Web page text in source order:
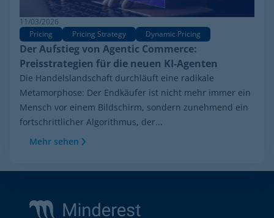
11/03/2026
Pricing
Pricing Strategy Dynamic Pricing
Der Aufstieg von Agentic Commerce:
Preisstrategien für die neuen KI-Agenten
Die Handelslandschaft durchläuft eine radikale
Metamorphose: Der Endkäufer ist nicht mehr immer ein
Mensch vor einem Bildschirm, sondern zunehmend ein
fortschrittlicher Algorithmus, der...
Mehr sehen